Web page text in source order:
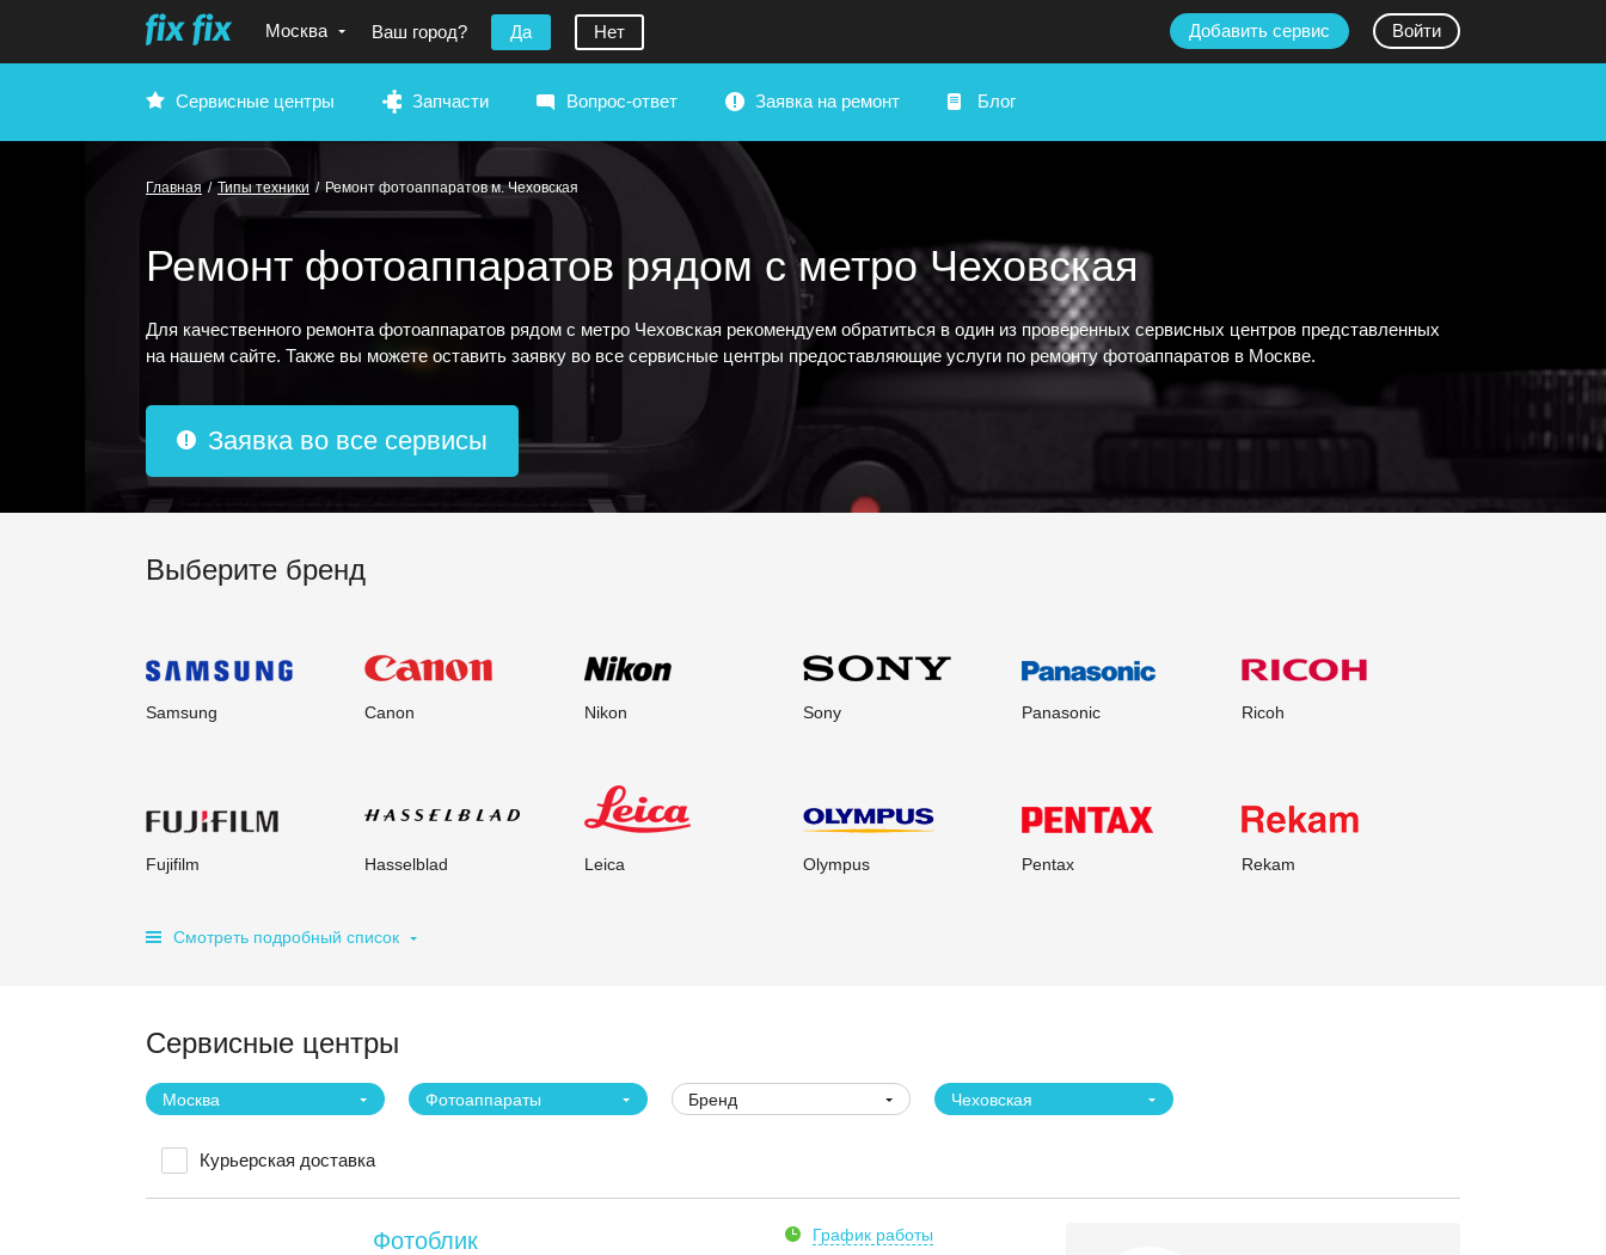
Москва Ваш город? Да Нет Добавить сервис Войти
Сервисные центры Запчасти Вопрос-ответ Заявка на ремонт Блог
Главная / Типы техники / Ремонт фотоаппаратов м. Чеховская
Ремонт фотоаппаратов рядом с метро Чеховская
Для качественного ремонта фотоаппаратов рядом с метро Чеховская рекомендуем обратиться в один из проверенных сервисных центров представленных
на нашем сайте. Также вы можете оставить заявку во все сервисные центры предоставляющие услуги по ремонту фотоаппаратов в Москве.
Заявка во все сервисы
Выберите бренд
Samsung Canon Nikon Sony Panasonic Ricoh
Fujifilm Hasselblad Leica Olympus Pentax Rekam
Смотреть подробный список
Сервисные центры
Москва Фотоаппараты Бренд Чеховская
Курьерская доставка
Фотоблик График работы